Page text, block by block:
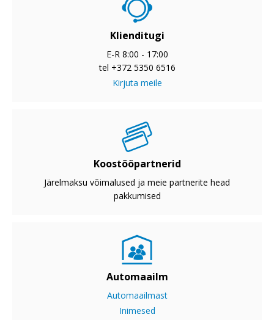
Klienditugi
E-R 8:00 - 17:00
tel +372 5350 6516
Kirjuta meile
Koostööpartnerid
Järelmaksu võimalused ja meie partnerite head
pakkumised
Automaailm
Automaailmast
Inimesed